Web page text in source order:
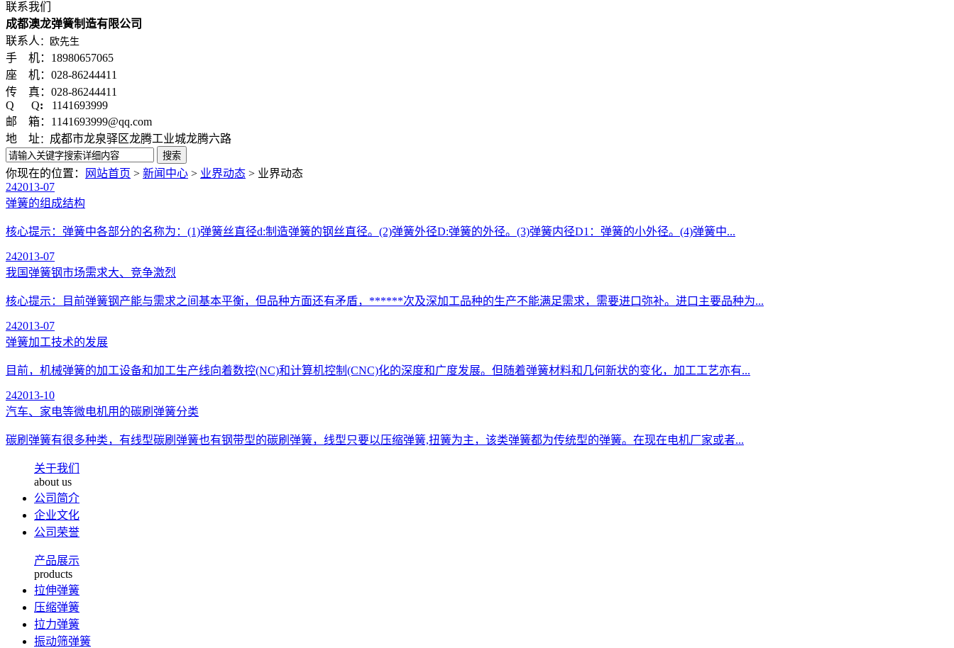
联系我们
成都澳龙弹簧制造有限公司
联系人 ：欧先生
手 机：18980657065
座 机：028-86244411
传 真：028-86244411
Q Q: 1141693999
邮 箱：1141693999@qq.com
地 址： 成都市龙泉驿区龙腾工业城龙腾六路
你现在的位置： 网站首页 > 新闻中心 > 业界动态 > 业界动态
242013-07
弹簧的组成结构
核心提示：弹簧中各部分的名称为：(1)弹簧丝直径d:制造弹簧的钢丝直径。(2)弹簧外径D:弹簧的外径。(3)弹簧内径D1：弹簧的小外径。(4)弹簧中...
242013-07
我国弹簧钢市场需求大、竞争激烈
核心提示：目前弹簧钢产能与需求之间基本平衡，但品种方面还有矛盾，******次及深加工品种的生产不能满足需求，需要进口弥补。进口主要品种为...
242013-07
弹簧加工技术的发展
目前，机械弹簧的加工设备和加工生产线向着数控(NC)和计算机控制(CNC)化的深度和广度发展。但随着弹簧材料和几何新状的变化，加工工艺亦有...
242013-10
汽车、家电等微电机用的碳刷弹簧分类
碳刷弹簧有很多种类，有线型碳刷弹簧也有钢带型的碳刷弹簧，线型只要以压缩弹簧,扭簧为主，该类弹簧都为传统型的弹簧。在现在电机厂家或者...
关于我们
about us
公司简介
企业文化
公司荣誉
产品展示
products
拉伸弹簧
压缩弹簧
拉力弹簧
振动筛弹簧